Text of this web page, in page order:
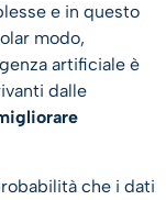
e in questo
modo,
artificiale è
dalle
che i dati